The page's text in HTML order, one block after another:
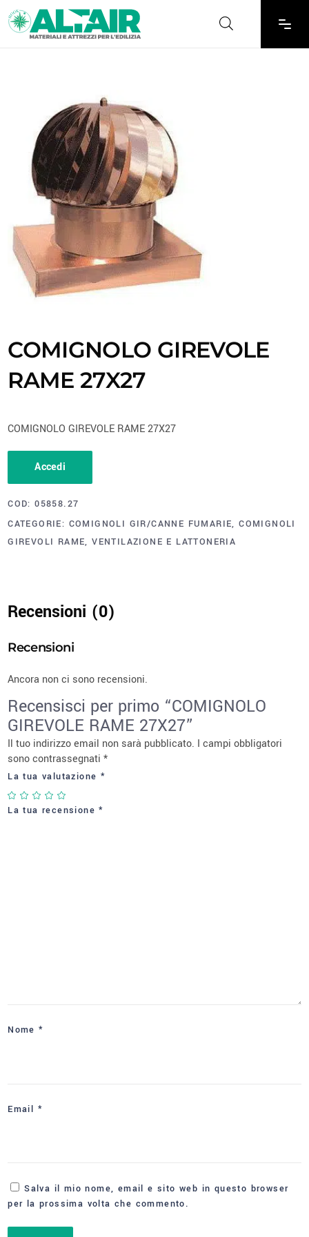
COMIGNOLO GIREVOLE
RAME 27X27
COMIGNOLO GIREVOLE RAME 27X27
Accedi
COD:05858.27
CATEGORIE: COMIGNOLI GIR/CANNE FUMARIE,COMIGNOLI
GIREVOLI RAME,VENTILAZIONE E LATTONERIA
Recensioni (0)
Recensioni
Ancora non ci sono recensioni.
Recensisci per primo “COMIGNOLO
GIREVOLE RAME 27X27”
Il tuo indirizzo email non sarà pubblicato. I campi obbligatori
sono contrassegnati*
La tua valutazione *
La tua recensione*
Nome*
Email *
Salva il mio nome, email e sito web in questo browser
per la prossima volta che commento.